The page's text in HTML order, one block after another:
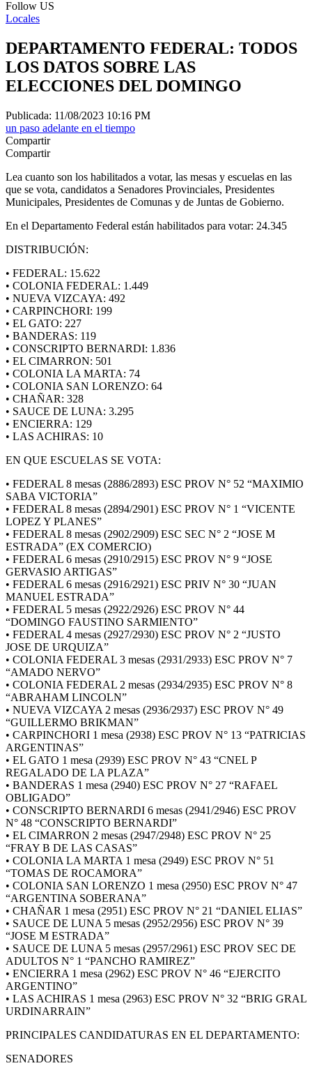
Follow US
Locales
DEPARTAMENTO FEDERAL: TODOS
LOS DATOS SOBRE LAS
ELECCIONES DEL DOMINGO
Publicada: 11/08/2023 10:16 PM
un paso adelante en el tiempo
Compartir
Compartir
Lea cuanto son los habilitados a votar, las mesas y escuelas en las
que se vota, candidatos a Senadores Provinciales, Presidentes
Municipales, Presidentes de Comunas y de Juntas de Gobierno.
En el Departamento Federal están habilitados para votar: 24.345
DISTRIBUCIÓN:
• FEDERAL: 15.622
• COLONIA FEDERAL: 1.449
• NUEVA VIZCAYA: 492
• CARPINCHORI: 199
• EL GATO: 227
• BANDERAS: 119
• CONSCRIPTO BERNARDI: 1.836
• EL CIMARRON: 501
• COLONIA LA MARTA: 74
• COLONIA SAN LORENZO: 64
• CHAÑAR: 328
• SAUCE DE LUNA: 3.295
• ENCIERRA: 129
• LAS ACHIRAS: 10
EN QUE ESCUELAS SE VOTA:
• FEDERAL 8 mesas (2886/2893) ESC PROV N° 52 “MAXIMIO
SABA VICTORIA”
• FEDERAL 8 mesas (2894/2901) ESC PROV N° 1 “VICENTE
LOPEZ Y PLANES”
• FEDERAL 8 mesas (2902/2909) ESC SEC N° 2 “JOSE M
ESTRADA” (EX COMERCIO)
• FEDERAL 6 mesas (2910/2915) ESC PROV N° 9 “JOSE
GERVASIO ARTIGAS”
• FEDERAL 6 mesas (2916/2921) ESC PRIV N° 30 “JUAN
MANUEL ESTRADA”
• FEDERAL 5 mesas (2922/2926) ESC PROV N° 44
“DOMINGO FAUSTINO SARMIENTO”
• FEDERAL 4 mesas (2927/2930) ESC PROV N° 2 “JUSTO
JOSE DE URQUIZA”
• COLONIA FEDERAL 3 mesas (2931/2933) ESC PROV N° 7
“AMADO NERVO”
• COLONIA FEDERAL 2 mesas (2934/2935) ESC PROV N° 8
“ABRAHAM LINCOLN”
• NUEVA VIZCAYA 2 mesas (2936/2937) ESC PROV N° 49
“GUILLERMO BRIKMAN”
• CARPINCHORI 1 mesa (2938) ESC PROV N° 13 “PATRICIAS
ARGENTINAS”
• EL GATO 1 mesa (2939) ESC PROV N° 43 “CNEL P
REGALADO DE LA PLAZA”
• BANDERAS 1 mesa (2940) ESC PROV N° 27 “RAFAEL
OBLIGADO”
• CONSCRIPTO BERNARDI 6 mesas (2941/2946) ESC PROV
N° 48 “CONSCRIPTO BERNARDI”
• EL CIMARRON 2 mesas (2947/2948) ESC PROV N° 25
“FRAY B DE LAS CASAS”
• COLONIA LA MARTA 1 mesa (2949) ESC PROV N° 51
“TOMAS DE ROCAMORA”
• COLONIA SAN LORENZO 1 mesa (2950) ESC PROV N° 47
“ARGENTINA SOBERANA”
• CHAÑAR 1 mesa (2951) ESC PROV N° 21 “DANIEL ELIAS”
• SAUCE DE LUNA 5 mesas (2952/2956) ESC PROV N° 39
“JOSE M ESTRADA”
• SAUCE DE LUNA 5 mesas (2957/2961) ESC PROV SEC DE
ADULTOS N° 1 “PANCHO RAMIREZ”
• ENCIERRA 1 mesa (2962) ESC PROV N° 46 “EJERCITO
ARGENTINO”
• LAS ACHIRAS 1 mesa (2963) ESC PROV N° 32 “BRIG GRAL
URDINARRAIN”
PRINCIPALES CANDIDATURAS EN EL DEPARTAMENTO:
SENADORES